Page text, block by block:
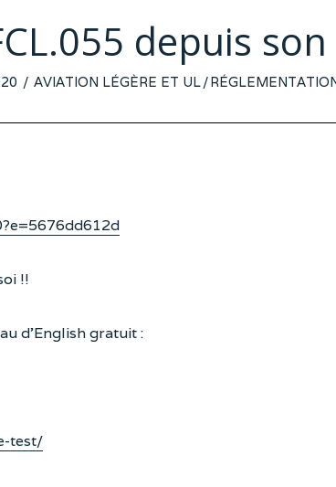
depuis
AVIATION LÉGÈRE ET UL/
!!
d’English gratuit :
test/